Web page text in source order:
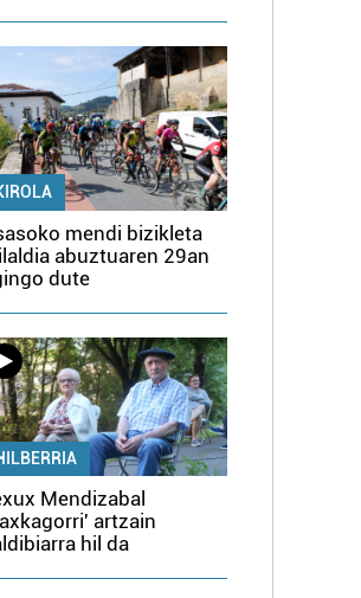
mendi bizikleta
abuztuaren 29an
dute
Mendizabal
artzain
hil da